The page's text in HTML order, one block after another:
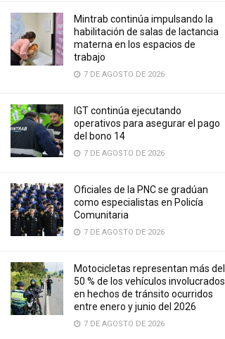
Mintrab continúa impulsando la
habilitación de salas de lactancia
materna en los espacios de
trabajo
7 DE AGOSTO DE 2026
IGT continúa ejecutando
operativos para asegurar el pago
del bono 14
7 DE AGOSTO DE 2026
Oficiales de la PNC se gradúan
como especialistas en Policía
Comunitaria
7 DE AGOSTO DE 2026
Motocicletas representan más del
50 % de los vehículos involucrados
en hechos de tránsito ocurridos
entre enero y junio del 2026
7 DE AGOSTO DE 2026